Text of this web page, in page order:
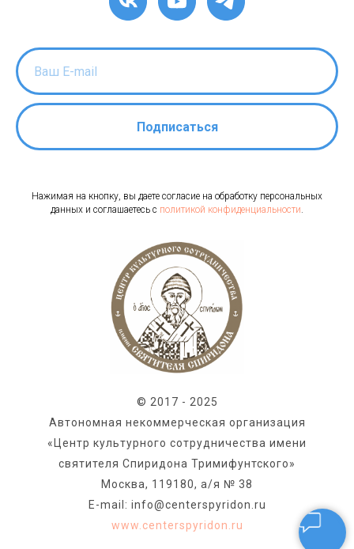
Подписаться
Нажимая на кнопку, вы даете согласие на обработку персональных
данных и соглашаетесь c политикой конфиденциальности.
© 2017 - 2025
Автономная некоммерческая организация
«Центр культурного сотрудничества имени
святителя Спиридона Тримифунтского»
Москва, 119180, а/я № 38
E-mail: info@centerspyridon.ru
www.centerspyridon.ru